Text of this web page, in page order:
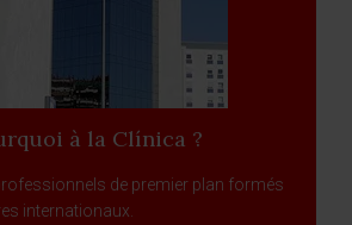
à la Clínica ?
de premier plan formés
internationaux.